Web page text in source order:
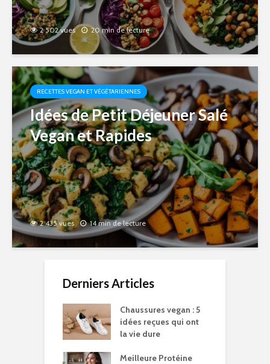
2 502 vues 20 min de lecture
RECETTES VEGAN ET VÉGÉTARIENNES
Idées de Petit Déjeuner Salé
Vegan et Rapides
2 435 vues 14 min de lecture
Derniers Articles
Chaussures vegan : 5
idées reçues qui ont
la vie dure
Meilleure Protéine